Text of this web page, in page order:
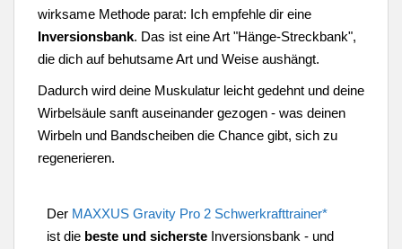
wirksame Methode parat: Ich empfehle dir eine
Inversionsbank. Das ist eine Art "Hänge-Streckbank",
die dich auf behutsame Art und Weise aushängt.
Dadurch wird deine Muskulatur leicht gedehnt und deine
Wirbelsäule sanft auseinander gezogen - was deinen
Wirbeln und Bandscheiben die Chance gibt, sich zu
regenerieren.
Der MAXXUS Gravity Pro 2 Schwerkrafttrainer*
ist die beste und sicherste Inversionsbank - und